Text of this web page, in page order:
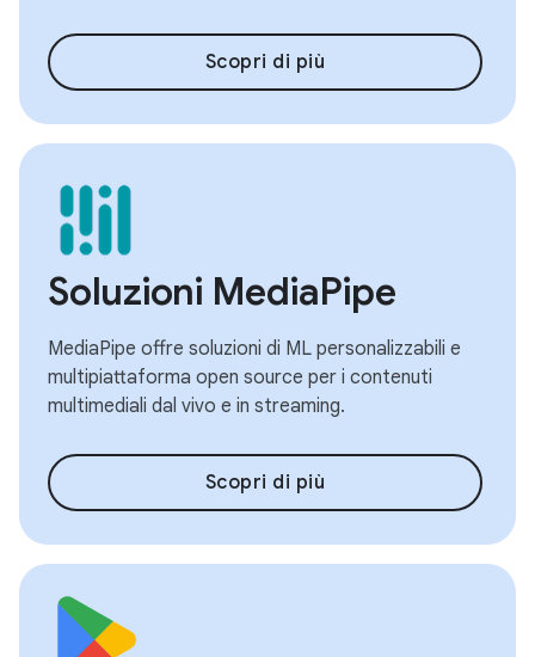
Scopri di più
Soluzioni MediaPipe
MediaPipe offre soluzioni di ML personalizzabili e
multipiattaforma open source per i contenuti
multimediali dal vivo e in streaming.
Scopri di più